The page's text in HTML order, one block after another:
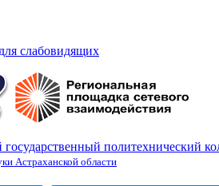
слабовидящих
политехнический
Астраханской области